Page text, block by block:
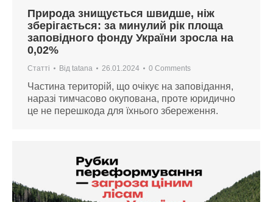
Природа знищується швидше, ніж
зберігається: за минулий рік площа
заповідного фонду України зросла на
0,02%
Статті Від tatana 26.01.2024 0 Comments
Частина територій, що очікує на заповідання,
наразі тимчасово окупована, проте юридично
це не перешкода для їхнього збереження.